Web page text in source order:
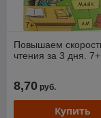
Повышаем
чтения за 3 дня.
8,70 руб.
Купить